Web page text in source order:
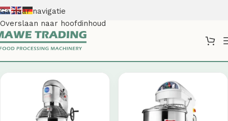
Ga naar navigatie
Overslaan naar hoofdinhoud